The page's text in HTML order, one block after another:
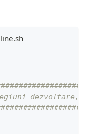
dezvoltare,